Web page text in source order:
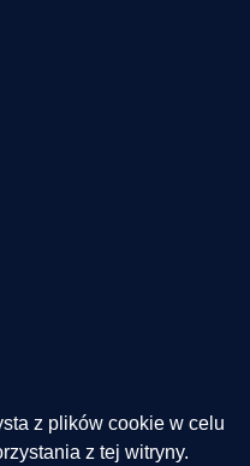
z plików cookie w celu
z tej witryny.